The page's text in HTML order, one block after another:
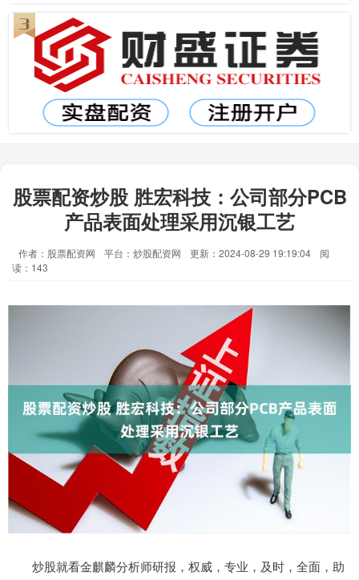
股票配资炒股 胜宏科技：公司部分PCB
产品表面处理采用沉银工艺
作者：股票配资网 平台：炒股配资网 更新：2024-08-29 19:19:04
阅
读：143
炒股就看金麒麟分析师研报，权威，专业，及时，全面，助